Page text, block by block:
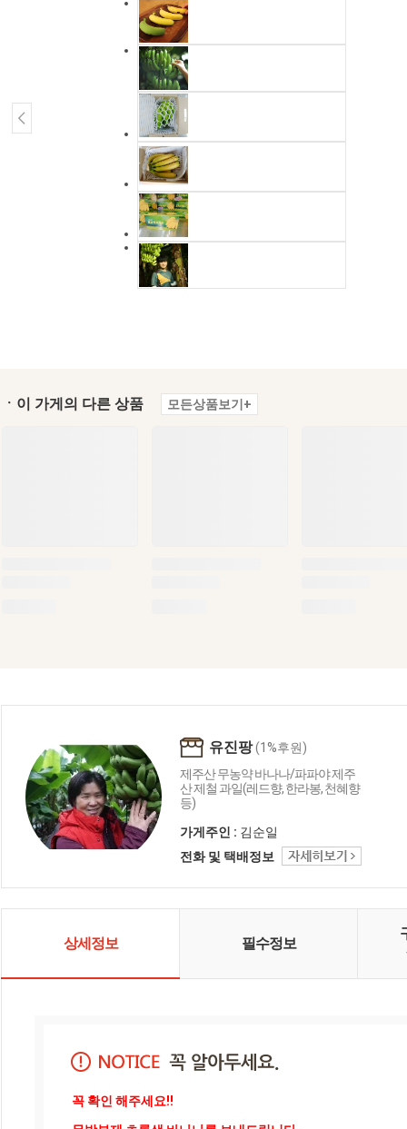
ㆍ이 가게의 다른 상품 모든상품보기+
유진팡(1%후원)
제주산 무농약 바나나/파파야 제주
산 제철 과일(레드향, 한라봉, 천혜향
등)
가게주인 : 김순일
전화 및 택배정보
상세정보 필수정보
꼭 확인 해주세요!!